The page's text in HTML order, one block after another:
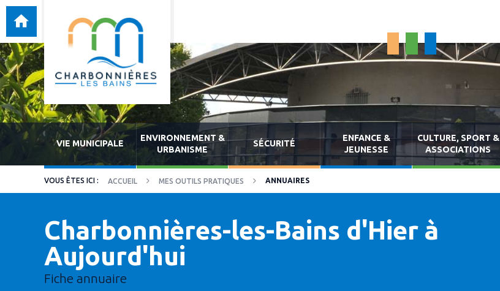
VIE MUNICIPALE
ENVIRONNEMENT &
URBANISME
SÉCURITÉ
ENFANCE &
JEUNESSE
CULTURE, SPORT &
ASSOCIATIONS
ACCUEIL MES OUTILS PRATIQUES ANNUAIRES
Charbonnières-les-Bains d'Hier à
Aujourd'hui
Fiche annuaire